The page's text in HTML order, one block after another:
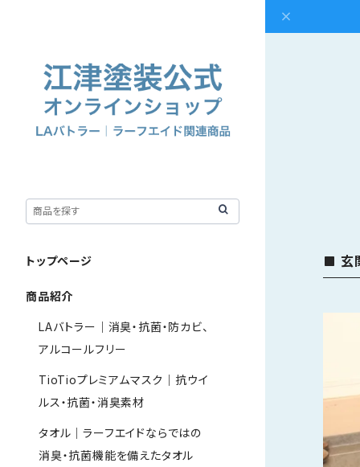
玄
トップページ
商品紹介
LAバトラー｜消臭・抗菌・防カビ、
アルコールフリー
TioTioプレミアムマスク｜抗ウイ
ルス・抗菌・消臭素材
タオル｜ラーフエイドならではの
消臭・抗菌機能を備えたタオル